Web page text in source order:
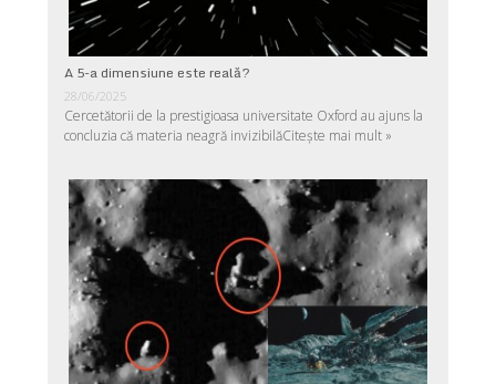
A 5-a dimensiune este reală?
28/06/2025
Cercetătorii de la prestigioasa universitate Oxford au ajuns la
concluzia că materia neagră invizibilăCitește mai mult »